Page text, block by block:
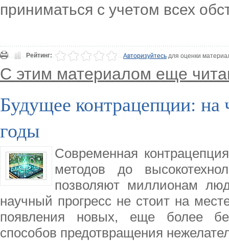
приниматься с учетом всех
Рейтинг: Авторизуйтесьдля оценки
С этим материалом еще
Будущее контрацепции: на
годы
Современная
методов до
позволяют миллионам
научный прогресс не стоит на
появления новых, еще более
способов предотвращения